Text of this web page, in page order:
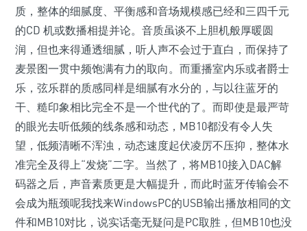
质，整体的细腻度、平衡感和音场规模感已经和三四千元
的CD 机或数播相提并论。音质虽谈不上胆机般厚暖圆
润，但也来得通透细腻，听人声不会过于直白，而保持了
麦景图一贯中频饱满有力的取向。而重播室内乐或者爵士
乐，弦乐群的质感同样是细腻有水分的，与以往蓝牙的
干、糙印象相比完全不是一个世代的了。而即使是最严苛
的眼光去听低频的线条感和动态，MB10都没有令人失
望，低频清晰不浑浊，动态速度起伏凌厉不压抑，整体水
准完全及得上“发烧”二字。当然了，将MB10接入DAC解
码器之后，声音素质更是大幅提升，而此时蓝牙传输会不
会成为瓶颈呢我找来WindowsPC的USB输出播放相同的文
件和MB10对比，说实话毫无疑问是PC取胜，但MB10也没